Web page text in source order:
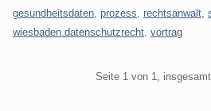
gesundheitsdaten prozess rechtsanwalt
wiesbaden.datenschutzrecht vortrag
Seite 1 von 1,